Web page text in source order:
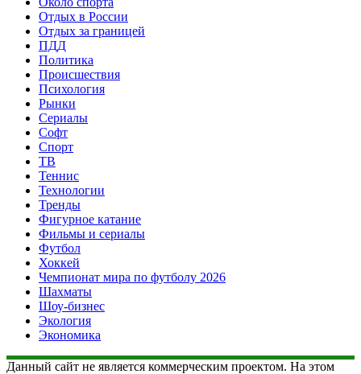
Отдых в России
Отдых за границей
ПДД
Политика
Происшествия
Психология
Рынки
Сериалы
Софт
Спорт
ТВ
Теннис
Технологии
Тренды
Фигурное катание
Фильмы и сериалы
Футбол
Хоккей
Чемпионат мира по футболу 2026
Шахматы
Шоу-бизнес
Экология
Экономика
Данный сайт не является коммерческим проектом. На этом